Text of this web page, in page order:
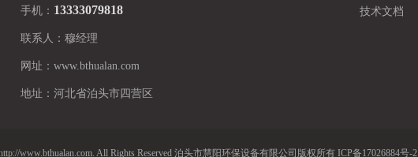
手机： 13333079818
联系人： 穆经理
网址： www.bthualan.com
地址： 河北省泊头市四营区
技术文档
www.bthualan.com. All Rights Reserved 泊头市慧阳环保设备有限公司版权所有 ICP备17026884号-2